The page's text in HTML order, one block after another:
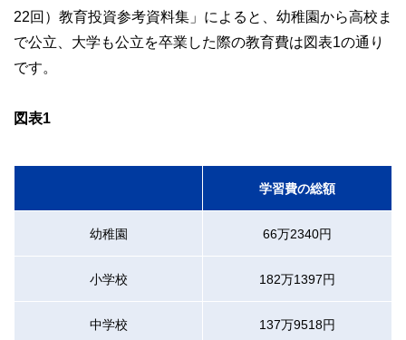
22回）教育投資参考資料集」によると、幼稚園から高校ま
で公立、大学も公立を卒業した際の教育費は図表1の通り
です。
図表1
学習費の総額
幼稚園 66万2340円
小学校 182万1397円
中学校 137万9518円